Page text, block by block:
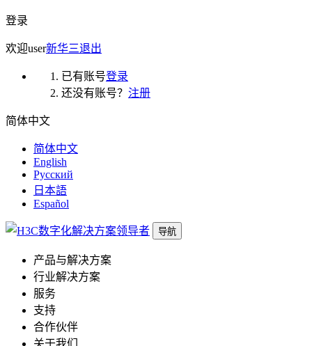
登录
欢迎user新华三退出
已有账号登录
还没有账号？ 注册
简体中文
简体中文
English
Русский
日本語
Español
导航
产品与解决方案
行业解决方案
服务
支持
合作伙伴
关于我们